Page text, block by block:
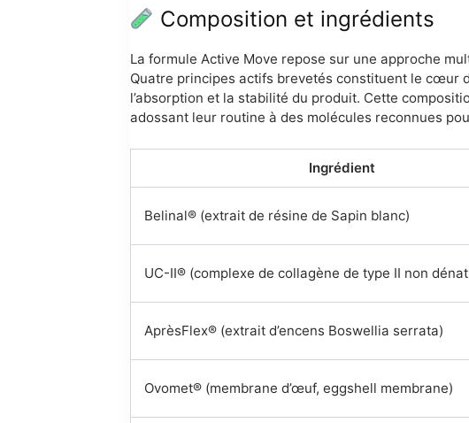
Composition et ingrédients
La formule Active Move repose sur une approche
Quatre principes actifs brevetés constituent le cœur
l’absorption et la stabilité du produit. Cette
adossant leur routine à des molécules reconnues
Ingrédient
Belinal® (extrait de résine de Sapin blanc)
UC-II® (complexe de collagène de type II non
AprèsFlex® (extrait d’encens Boswellia serrata)
Ovomet® (membrane d’œuf, eggshell membrane)